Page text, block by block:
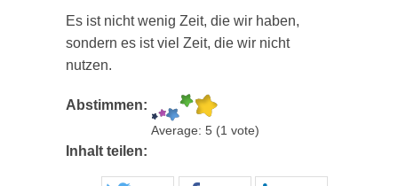
Es ist nicht wenig Zeit, die wir haben,
sondern es ist viel Zeit, die wir nicht
nutzen.
Abstimmen:
Average: 5 (1 vote)
Inhalt teilen: